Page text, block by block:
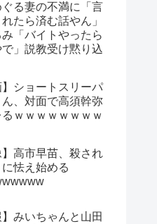
る妻の不満に「言
たら済む話やん」
「バイトやったら
で」説教受け黙り込
】ショートスリーパ
ん、対面で高須幹弥
ｗｗｗｗｗｗｗｗ
】高市早苗、殺され
に怯え始める
】みいちゃんと山田